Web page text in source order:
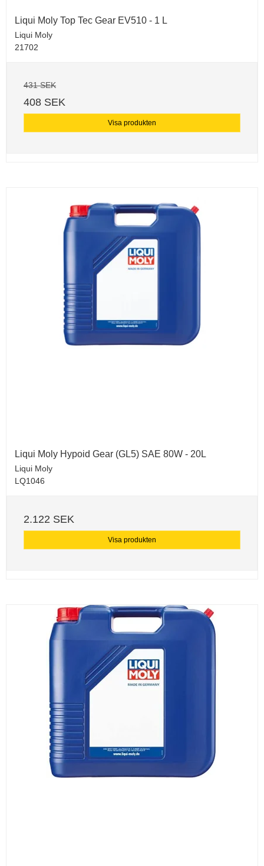
Liqui Moly Top Tec Gear EV510 - 1 L
Liqui Moly
21702
431 SEK
408 SEK
Visa produkten
Liqui Moly Hypoid Gear (GL5) SAE 80W - 20L
Liqui Moly
LQ1046
2.122 SEK
Visa produkten